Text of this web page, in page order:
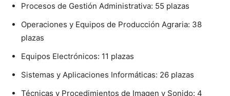
Procesos de Gestión Administrativa: 55 plazas
Operaciones y Equipos de Producción Agraria: 38
plazas
Equipos Electrónicos: 11 plazas
Sistemas y Aplicaciones Informáticas: 26 plazas
Técnicas y Procedimientos de Imagen y Sonido: 4